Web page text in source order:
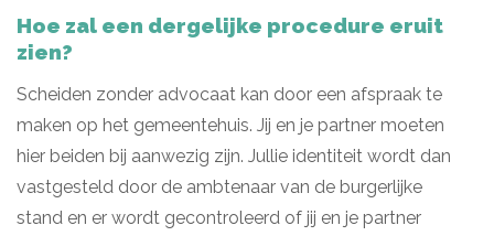
Hoe zal een dergelijke procedure eruit
zien?
Scheiden zonder advocaat kan door een afspraak te
maken op het gemeentehuis. Jij en je partner moeten
hier beiden bij aanwezig zijn. Jullie identiteit wordt dan
vastgesteld door de ambtenaar van de burgerlijke
stand en er wordt gecontroleerd of jij en je partner